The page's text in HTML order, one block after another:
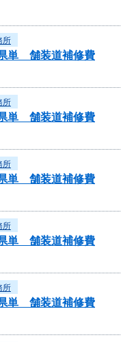
所
単 舗装道補修費
所
単 舗装道補修費
所
単 舗装道補修費
所
単 舗装道補修費
所
単 舗装道補修費